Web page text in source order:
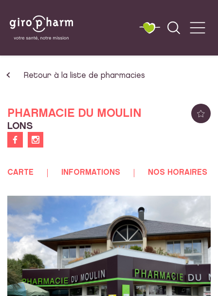
Retour à la liste de pharmacies
PHARMACIE DU MOULIN
LONS
CARTE INFORMATIONS NOS HORAIRES